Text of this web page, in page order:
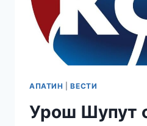
ПИВО
БЕСПЛАТАН
АПАТИН |ВЕСТИ
Урош Шупут